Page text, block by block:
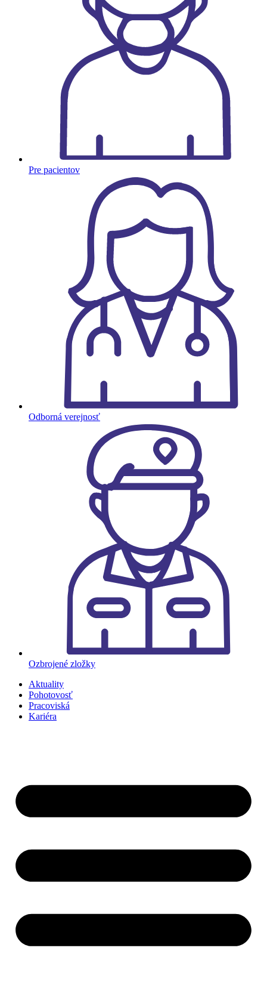
Pre pacientov
Odborná verejnosť
Ozbrojené zložky
Aktuality
Pohotovosť
Pracoviská
Kariéra